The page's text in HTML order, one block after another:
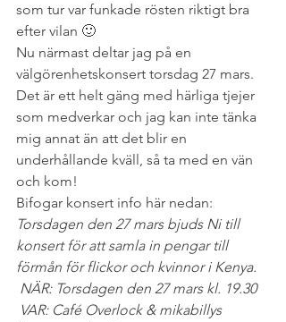
som tur var funkade rösten riktigt bra
efter vilan 🙂
Nu närmast deltar jag på en
välgörenhetskonsert torsdag 27 mars.
Det är ett helt gäng med härliga tjejer
som medverkar och jag kan inte tänka
mig annat än att det blir en
underhållande kväll, så ta med en vän
och kom!
Bifogar konsert info här nedan:
Torsdagen den 27 mars bjuds Ni till
konsert för att samla in pengar till
förmån för flickor och kvinnor i Kenya.
NÄR: Torsdagen den 27 mars kl. 19.30